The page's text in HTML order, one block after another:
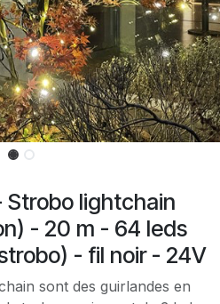
lightchain
- 20 m - 64 leds
- fil noir - 24V
sont des guirlandes en